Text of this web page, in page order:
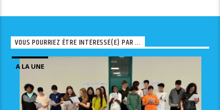
VOUS POURRIEZ ÊTRE INTÉRESSÉ(E) PAR ...
A LA UNE